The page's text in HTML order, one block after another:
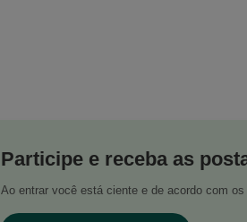
Participe e receba as
Ao entrar você está ciente e de acordo com os